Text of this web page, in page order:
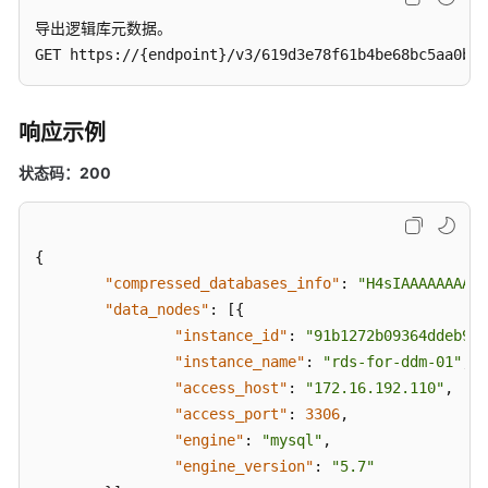
列
询
DDM
逻
信
息
库
导出逻辑库元数据。
GET https://{endpoint}/v3/
响应示例
状态码：200
{
"compressed_databases_info" :
"data_nodes" : [{
"instance_id" :
"instance_name" : "rds-for-ddm-01"
"access_host" : "172.16.192.110" ,
"access_port" : 3306,
"engine" : "mysql" ,
"engine_version" :
"5.7"